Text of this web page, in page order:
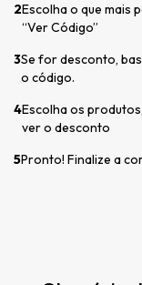
2Escolha o que mais
“Ver Código”
3Se for desconto,
o código.
4Escolha os
ver o desconto
5Pronto! Finalize a